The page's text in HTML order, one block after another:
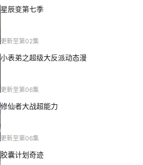
星辰变第七季
更新至第02集
小表弟之超级大反派动态漫
更新至第06集
修仙者大战超能力
更新至第06集
胶囊计划奇迹